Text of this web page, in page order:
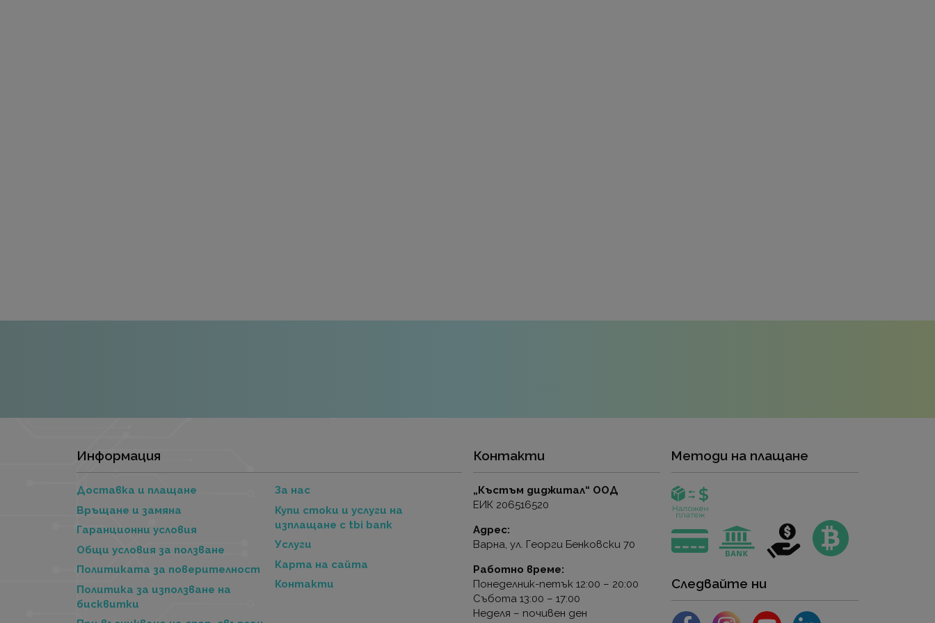
Информация
Доставка и плащане
Връщане и замяна
Гаранционни условия
Общи условия за ползване
Политиката за поверителност
Политика за използване на
бисквитки
За нас
Купи стоки и услуги на
изплащане с tbi bank
Услуги
Карта на сайта
Контакти
Контакти
„Къстъм диджитал“ ООД
ЕИК 206516520
Адрес:
Варна, ул. Георги Бенковски 70
Работно време:
Понеделник-петък 12:00 – 20:00
Събота 13:00 – 17:00
Неделя – почивен ден
Методи на плащане
Следвайте ни